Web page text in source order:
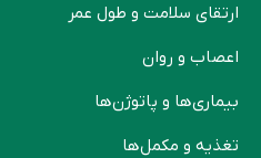
ارتقای سلامت و طول عمر
اعصاب و روان
بیماری‌ها و پاتوژن‌ها
تغذیه و مکمل‌ها